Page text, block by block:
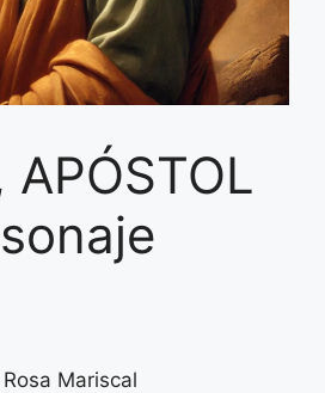
APÓSTOL
Mariscal